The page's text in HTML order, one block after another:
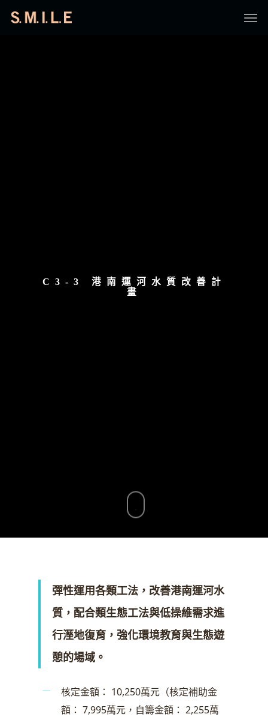
C3-3 港南運河水質改善計
畫
彈性運用各類工法，改善港南運河水
質，配合類生態工法與低操維需求進
行溼地復育，強化環境教育與生態遊
憩的場域。
核定金額： 10,250萬元（核定補助金
額： 7,995萬元，自籌金額： 2,255萬